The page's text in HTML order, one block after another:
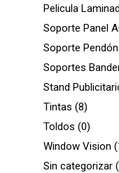
Pelicula
Soporte Panel
Soporte
Soportes
Stand
Tintas 8
Toldos 0
Window Vision
Sin categorizar